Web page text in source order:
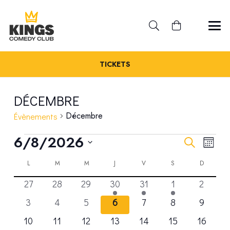
TICKETS
DÉCEMBRE
Évènements Décembre
ÉVÈNEMENTS
ET
DE
Recherche
Mois
6/8/2026
date.
CALENDRIER
DE
ÉVÈNEMENTS
LLUNDI M MMERCREDIJ V VENDREDI
S D
0
évènements
27
0
évènements
28
0
évènements
29
1
évènement
30
1
évènement
31
1
évènement
1
0
2
0
évènements
3
0
évènements
4
0
évènements
5
0
évènements
6
0
évènements
7
0
évènements
8
0
9
0
10
0
11
0
12
0
13
0
14
0
15
0
16